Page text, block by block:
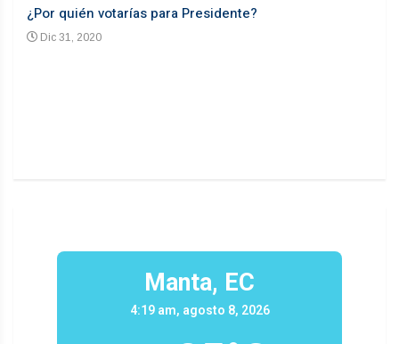
¿Por quién votarías para Presidente?
Dic 31, 2020
Manta, EC
4:19 am, agosto 8, 2026